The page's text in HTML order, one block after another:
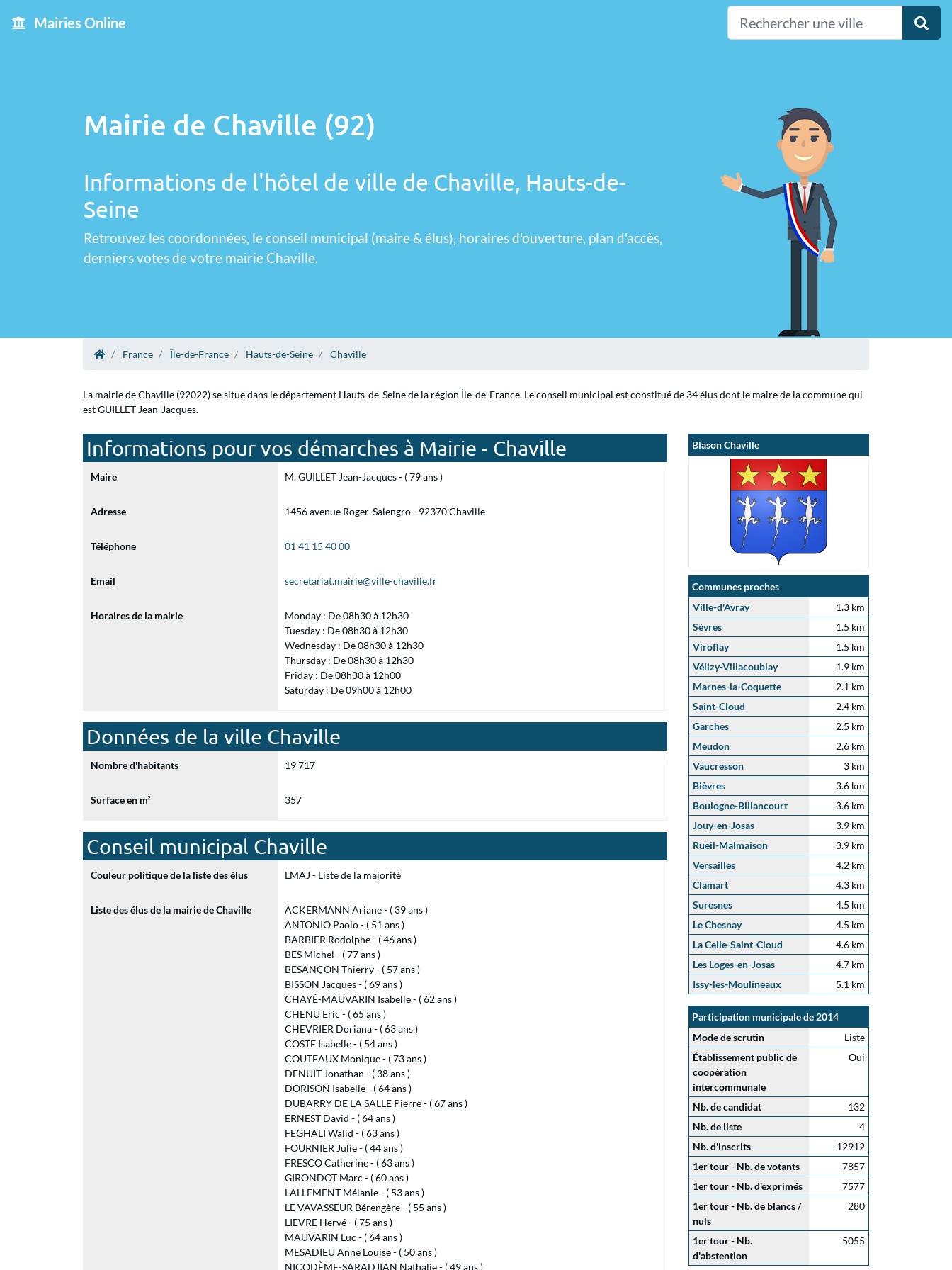
Mairies Online
Mairie de Chaville (92)
Informations de l'hôtel de ville de Chaville, Hauts-de-
Seine
Retrouvez les coordonnées, le conseil municipal (maire & élus), horaires d'ouverture, plan d'accès,
derniers votes de votre mairie Chaville.
France Île-de-France Hauts-de-Seine Chaville
La mairie de Chaville (92022) se situe dans le département Hauts-de-Seine de la région Île-de-France. Le conseil municipal est constitué de 34 élus dont le maire de la commune qui
est GUILLET Jean-Jacques.
Informations pour vos démarches à Mairie - Chaville
Maire M. GUILLET Jean-Jacques - ( 79 ans )
Adresse 1456 avenue Roger-Salengro - 92370 Chaville
Téléphone 01 41 15 40 00
Email secretariat.mairie@ville-chaville.fr
Horaires de la mairie
Monday : De 08h30 à 12h30
Tuesday : De 08h30 à 12h30
Wednesday : De 08h30 à 12h30
Thursday : De 08h30 à 12h30
Friday : De 08h30 à 12h00
Saturday : De 09h00 à 12h00
Données de la ville Chaville
Nombre d'habitants 19 717
Surface en m² 357
Conseil municipal Chaville
Couleur politique de la liste des élus LMAJ - Liste de la majorité
Liste des élus de la mairie de Chaville
ACKERMANN Ariane - ( 39 ans )
ANTONIO Paolo - ( 51 ans )
BARBIER Rodolphe - ( 46 ans )
BES Michel - ( 77 ans )
BESANÇON Thierry - ( 57 ans )
BISSON Jacques - ( 69 ans )
CHAYÉ-MAUVARIN Isabelle - ( 62 ans )
CHENU Eric - ( 65 ans )
CHEVRIER Doriana - ( 63 ans )
COSTE Isabelle - ( 54 ans )
COUTEAUX Monique - ( 73 ans )
DENUIT Jonathan - ( 38 ans )
DORISON Isabelle - ( 64 ans )
DUBARRY DE LA SALLE Pierre - ( 67 ans )
ERNEST David - ( 64 ans )
FEGHALI Walid - ( 63 ans )
FOURNIER Julie - ( 44 ans )
FRESCO Catherine - ( 63 ans )
GIRONDOT Marc - ( 60 ans )
LALLEMENT Mélanie - ( 53 ans )
LE VAVASSEUR Bérengère - ( 55 ans )
LIEVRE Hervé - ( 75 ans )
MAUVARIN Luc - ( 64 ans )
MESADIEU Anne Louise - ( 50 ans )
NICODÈME-SARADJIAN Nathalie - ( 49 ans )
Blason Chaville
Communes proches
Ville-d'Avray
1.3 km
Sèvres
1.5 km
Viroflay
1.5 km
Vélizy-Villacoublay
1.9 km
Marnes-la-Coquette
2.1 km
Saint-Cloud
2.4 km
Garches
2.5 km
Meudon
2.6 km
Vaucresson
3 km
Bièvres
3.6 km
Boulogne-Billancourt
3.6 km
Jouy-en-Josas
3.9 km
Rueil-Malmaison
3.9 km
Versailles
4.2 km
Clamart
4.3 km
Suresnes
4.5 km
Le Chesnay
4.5 km
La Celle-Saint-Cloud
4.6 km
Les Loges-en-Josas
4.7 km
Issy-les-Moulineaux
5.1 km
Participation municipale de 2014
Mode de scrutin
Liste
Établissement public de
coopération
intercommunale
Oui
Nb. de candidat
132
Nb. de liste
4
Nb. d'inscrits
12912
1er tour - Nb. de votants
7857
1er tour - Nb. d'exprimés
7577
1er tour - Nb. de blancs /
nuls
280
1er tour - Nb.
d'abstention
5055